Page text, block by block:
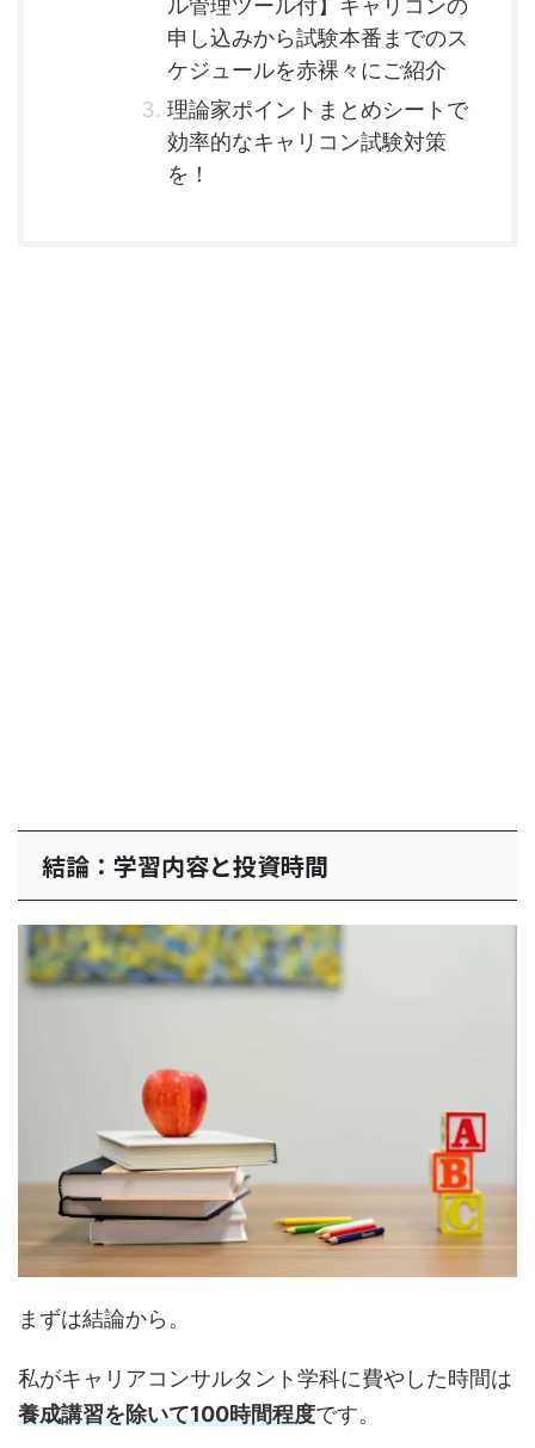
ル管理ツール付】キャリコンの
申し込みから試験本番までのス
ケジュールを赤裸々にご紹介
理論家ポイントまとめシートで
効率的なキャリコン試験対策
を！
結論：学習内容と投資時間
まずは結論から。
私がキャリアコンサルタント学科に費やした時間は
養成講習を除いて100時間程度です。